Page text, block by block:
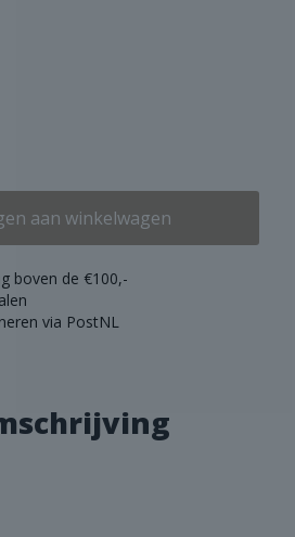
aan winkelwagen
boven de €100,-
via PostNL